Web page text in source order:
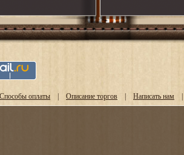
Способы оплаты | Описание торгов | Написать нам |